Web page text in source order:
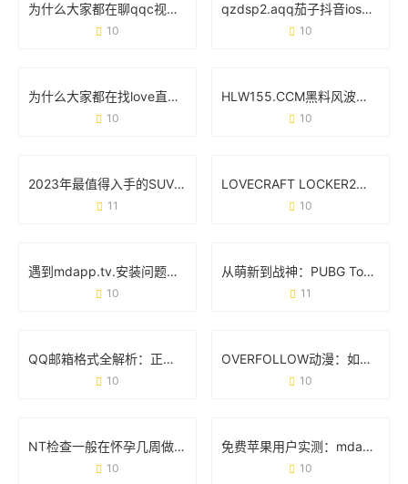
为什么大家都在聊qqc视频？这玩意儿到底有啥用？
10
qzdsp2.aqq茄子抖音ios版：为什么这个版本突然火了？
10
为什么大家都在找love直博APP下载地址？真实使用体验大公开
10
HLW155.CCM黑料风波：用户为何集体吐槽这款网红产品？
10
2023年最值得入手的SUV车型排名前十名：家庭出行与越野性能如何选？
11
LOVECRAFT LOCKER2：当克苏鲁神话撞上箱庭解谜
10
遇到mdapp.tv.安装问题？这份零基础操作手册帮你避坑
10
从萌新到战神：PUBG Tool究竟能不能改变你的吃鸡体验？
11
QQ邮箱格式全解析：正确写法与常见问题避坑指南
10
OVERFOLLOW动漫：如何用跨界联动重塑二次元生态？
10
NT检查一般在怀孕几周做？准妈妈必看的时间节点和细节
10
免费苹果用户实测：mdapp下载汅API工具避坑指南
10